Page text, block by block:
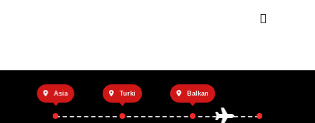
Utama
Private TripAsia Turki Balkan